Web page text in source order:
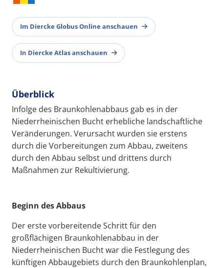
Im Diercke Globus Online anschauen
In Diercke Atlas anschauen
Überblick
Infolge des Braunkohlenabbaus gab es in der
Niederrheinischen Bucht erhebliche landschaftliche
Veränderungen. Verursacht wurden sie erstens
durch die Vorbereitungen zum Abbau, zweitens
durch den Abbau selbst und drittens durch
Maßnahmen zur Rekultivierung.
Beginn des Abbaus
Der erste vorbereitende Schritt für den
großflächigen Braunkohlenabbau in der
Niederrheinischen Bucht war die Festlegung des
künftigen Abbaugebiets durch den Braunkohlenplan,